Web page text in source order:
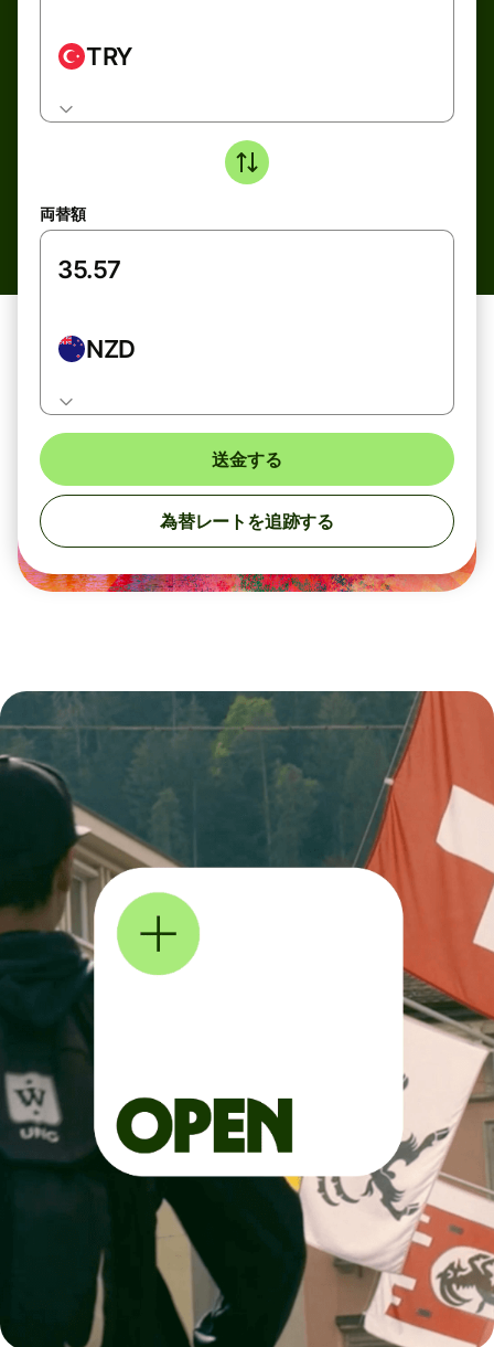
TRY
両替額
NZD
送金する
為替レートを追跡する